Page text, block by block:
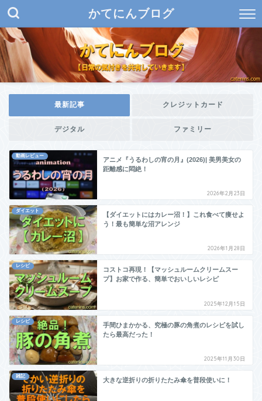
かてにんブログ
最新記事 クレジットカード
デジタル ファミリー
動画レビュー
アニメ『うるわしの宵の月』(2026)| 美男美女の
距離感に悶絶！
2026年2月23日
ダイエット
【ダイエットにはカレー沼！】これ食べて痩せよ
う！最も簡単な沼アレンジ
2026年1月28日
レシピ
コストコ再現！【マッシュルームクリームスー
プ】お家で作る、簡単でおいしいレシピ
2025年12月15日
レシピ
手間ひまかかる、究極の豚の角煮のレシピを試し
たら最高だった！
2025年11月30日
雑記
大きな逆折りの折りたたみ傘を普段使いに！